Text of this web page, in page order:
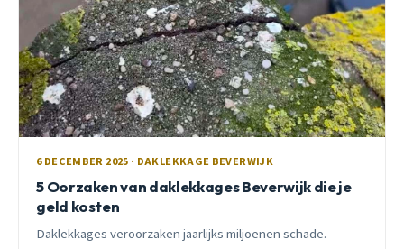
6 DECEMBER 2025 · DAKLEKKAGE BEVERWIJK
5 Oorzaken van daklekkages Beverwijk die je
geld kosten
Daklekkages veroorzaken jaarlijks miljoenen schade.